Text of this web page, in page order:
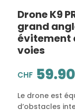
Drone K9
grand
évitement
voies
CHF 59.90
Le drone est
d’obstacles